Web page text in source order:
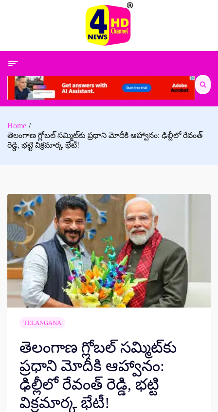
Search
for:
Home
తెలంగాణ గ్లోబల్ సమ్మిట్‌కు ప్రధాని మోదీకి ఆహ్వానం: ఢిల్లీలో రేవంత్
రెడ్డి, భట్టి విక్రమార్క భేటీ!
TELANGANA
తెలంగాణ గ్లోబల్ సమ్మిట్‌కు
ప్రధాని మోదీకి ఆహ్వానం:
ఢిల్లీలో రేవంత్ రెడ్డి, భట్టి
విక్రమార్క భేటీ!